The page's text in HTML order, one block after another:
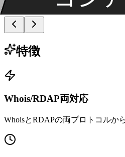
特徴
Whois/RDAP両対応
WhoisとRDAPの両プロトコルか